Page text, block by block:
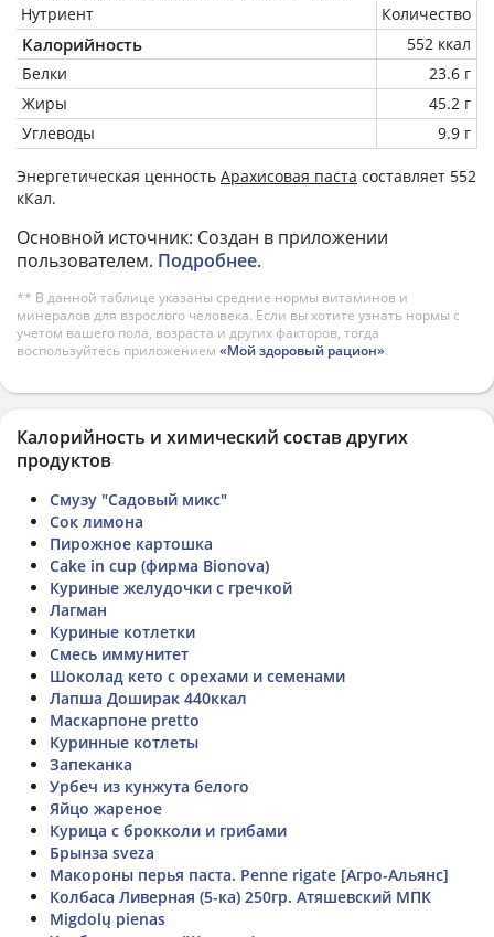
Нутриент
Количество
Калорийность
552 ккал
Белки
23.6 г
Жиры
45.2 г
Углеводы
9.9 г
Энергетическая ценность Арахисовая паста составляет 552
кКал.
Основной источник: Создан в приложении
пользователем. Подробнее.
** В данной таблице указаны средние нормы витаминов и
минералов для взрослого человека. Если вы хотите узнать нормы с
учетом вашего пола, возраста и других факторов, тогда
воспользуйтесь приложением «Мой здоровый рацион».
Калорийность и химический состав других
продуктов
Смузу "Садовый микс"
Сок лимона
Пирожное картошка
Cake in cup (фирма Bionova)
Куриные желудочки с гречкой
Лагман
Куриные котлетки
Смесь иммунитет
Шоколад кето с орехами и семенами
Лапша Доширак 440ккал
Маскарпоне pretto
Куринные котлеты
Запеканка
Урбеч из кунжута белого
Яйцо жареное
Курица с брокколи и грибами
Брынза sveza
Макороны перья паста. Penne rigate [Агро-Альянс]
Колбаса Ливерная (5-ка) 250гр. Атяшевский МПК
Migdolų pienas